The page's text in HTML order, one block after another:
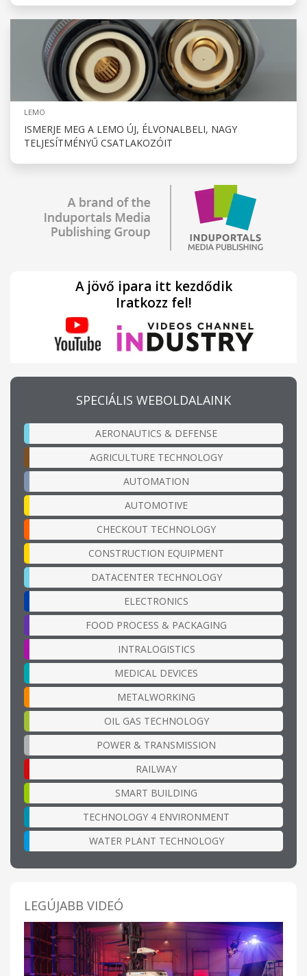
LEMO
ISMERJE MEG A LEMO ÚJ, ÉLVONALBELI, NAGY
TELJESÍTMÉNYŰ CSATLAKOZÓIT
A jövő ipara itt kezdődik
Iratkozz fel!
SPECIÁLIS WEBOLDALAINK
AERONAUTICS & DEFENSE
AGRICULTURE TECHNOLOGY
AUTOMATION
AUTOMOTIVE
CHECKOUT TECHNOLOGY
CONSTRUCTION EQUIPMENT
DATACENTER TECHNOLOGY
ELECTRONICS
FOOD PROCESS & PACKAGING
INTRALOGISTICS
MEDICAL DEVICES
METALWORKING
OIL GAS TECHNOLOGY
POWER & TRANSMISSION
RAILWAY
SMART BUILDING
TECHNOLOGY 4 ENVIRONMENT
WATER PLANT TECHNOLOGY
LEGÚJABB VIDEÓ